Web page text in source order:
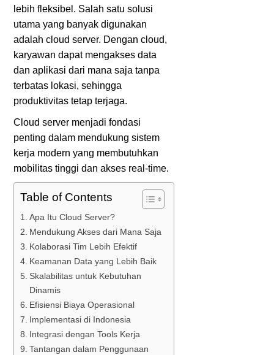
lebih fleksibel. Salah satu solusi
utama yang banyak digunakan
adalah cloud server. Dengan cloud,
karyawan dapat mengakses data
dan aplikasi dari mana saja tanpa
terbatas lokasi, sehingga
produktivitas tetap terjaga.
Cloud server menjadi fondasi
penting dalam mendukung sistem
kerja modern yang membutuhkan
mobilitas tinggi dan akses real-time.
Table of Contents
Apa Itu Cloud Server?
Mendukung Akses dari Mana Saja
Kolaborasi Tim Lebih Efektif
Keamanan Data yang Lebih Baik
Skalabilitas untuk Kebutuhan
Dinamis
Efisiensi Biaya Operasional
Implementasi di Indonesia
Integrasi dengan Tools Kerja
Tantangan dalam Penggunaan